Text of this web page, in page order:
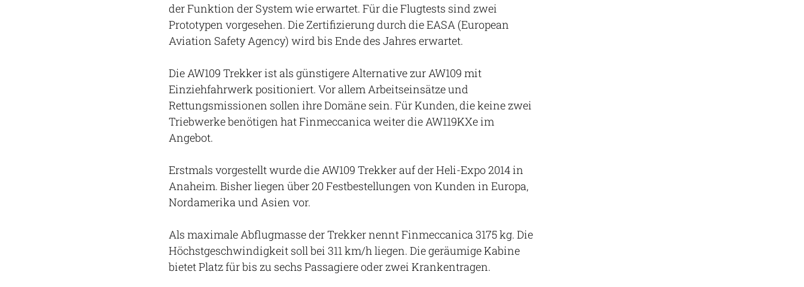
der Funktion der System wie erwartet. Für die Flugtests sind zwei
Prototypen vorgesehen. Die Zertifizierung durch die EASA (European
Aviation Safety Agency) wird bis Ende des Jahres erwartet.
Die AW109 Trekker ist als günstigere Alternative zur AW109 mit
Einziehfahrwerk positioniert. Vor allem Arbeitseinsätze und
Rettungsmissionen sollen ihre Domäne sein. Für Kunden, die keine zwei
Triebwerke benötigen hat Finmeccanica weiter die AW119KXe im
Angebot.
Erstmals vorgestellt wurde die AW109 Trekker auf der Heli-Expo 2014 in
Anaheim. Bisher liegen über 20 Festbestellungen von Kunden in Europa,
Nordamerika und Asien vor.
Als maximale Abflugmasse der Trekker nennt Finmeccanica 3175 kg. Die
Höchstgeschwindigkeit soll bei 311 km/h liegen. Die geräumige Kabine
bietet Platz für bis zu sechs Passagiere oder zwei Krankentragen.